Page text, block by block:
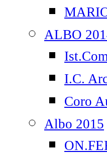
ALBO
I.C.
Coro
Albo 2015